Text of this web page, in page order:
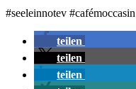
#seeleinnotev
teilen
teilen
teilen